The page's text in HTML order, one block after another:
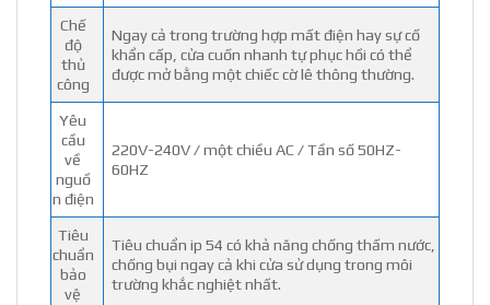
Chế
độ
thủ
công
Ngay cả trong trường hợp mất điện hay sự cố
khẩn cấp, cửa cuốn nhanh tự phục hồi có thể
được mở bằng một chiếc cờ lê thông thường.
Yêu
cầu
về
nguồ
n điện
220V-240V / một chiều AC / Tần số 50HZ-
60HZ
Tiêu
chuẩn
bảo
vệ
Tiêu chuẩn ip 54 có khả năng chống thấm nước,
chống bụi ngay cả khi cửa sử dụng trong môi
trường khắc nghiệt nhất.